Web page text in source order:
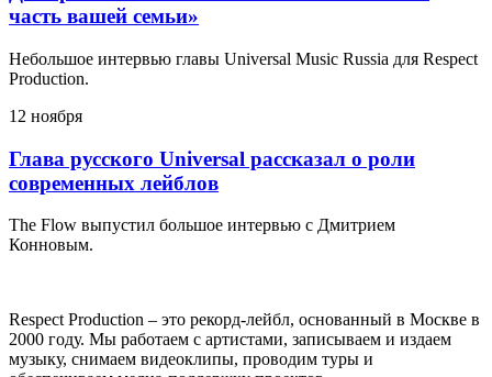
часть вашей семьи»
Небольшое интервью главы Universal Music Russia для Respect
Production.
12 ноября
Глава русского Universal рассказал о роли
современных лейблов
The Flow выпустил большое интервью с Дмитрием
Конновым.
Respect Production – это рекорд-лейбл, основанный в Москве в
2000 году. Мы работаем с артистами, записываем и издаем
музыку, снимаем видеоклипы, проводим туры и